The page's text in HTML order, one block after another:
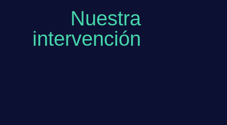
Nuestra
intervención